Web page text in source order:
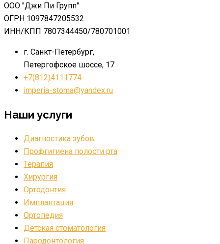
ООО "Джи Пи Групп"
ОГРН 1097847205532
ИНН/КПП 7807344450/780701001
г. Санкт-Петербург,
Петергофское шоссе, 17
+7(812)4111774
imperia-stoma@yandex.ru
Наши услуги
Диагностика зубов
Профгигиена полости рта
Терапия
Хирургия
Ортодонтия
Имплантация
Ортопедия
Детская стоматология
Пародонтология